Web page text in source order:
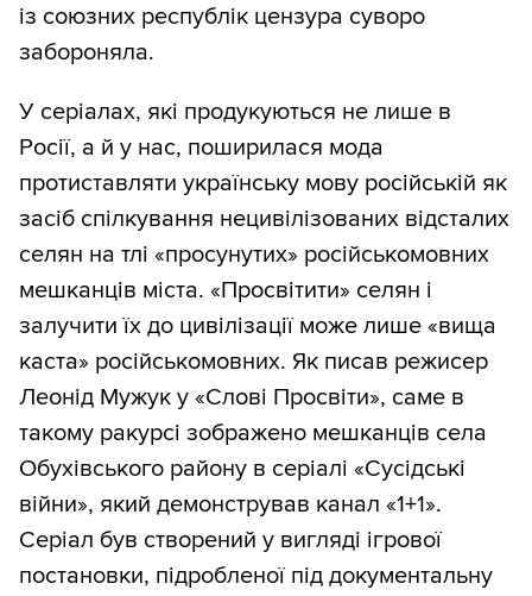
із союзних республік цензура суворо
забороняла.
У серіалах, які продукуються не лише в
Росії, а й у нас, поширилася мода
протиставляти українську мову російській як
засіб спілкування нецивілізованих відсталих
селян на тлі «просунутих» російськомовних
мешканців міста. «Просвітити» селян і
залучити їх до цивілізації може лише «вища
каста» російськомовних. Як писав режисер
Леонід Мужук у «Слові Просвіти», саме в
такому ракурсі зображено мешканців села
Обухівського району в серіалі «Сусідські
війни», який демонстрував канал «1+1».
Серіал був створений у вигляді ігрової
постановки, підробленої під документальну